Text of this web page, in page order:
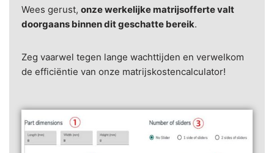
Wees gerust, onze werkelijke matrijsofferte valt
doorgaans binnen dit geschatte bereik.
Zeg vaarwel tegen lange wachttijden en verwelkom
de efficiëntie van onze matrijskostencalculator!